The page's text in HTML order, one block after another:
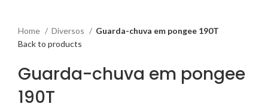
Home Diversos
Guarda-chuva em pongee 190T
Back to products
Guarda-chuva em pongee
190T